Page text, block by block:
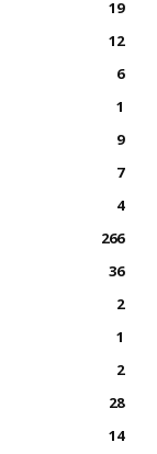
19
12
6
1
9
7
4
266
36
2
1
2
28
14